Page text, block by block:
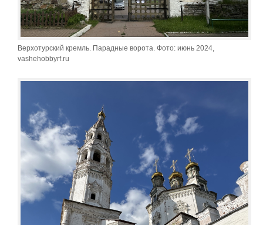
Верхотурский кремль. Парадные ворота. Фото: июнь 2024,
vashehobbyrf.ru